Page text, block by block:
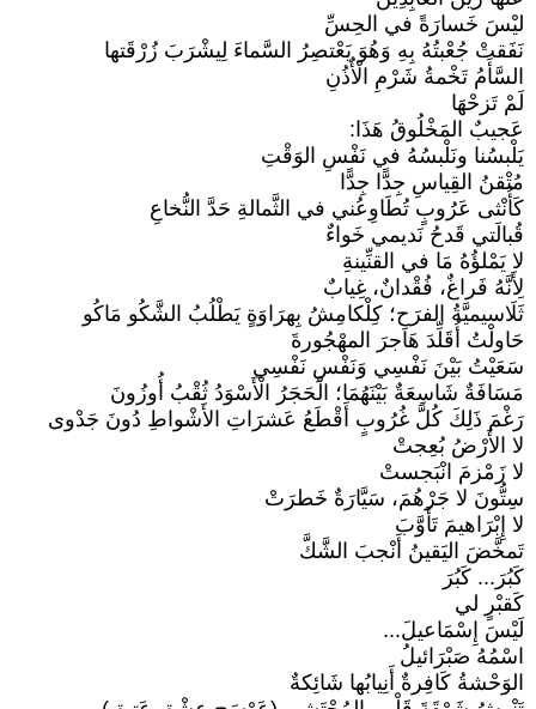
ليْسَ خَسارَةً في الحِسِّ
نَفَقتْ جُعْبتُهُ بِهِ وَهُوَ يَعْتصِرُ السَّماءَ لِيشْرَبَ زُرْقَتها
السَّأَمُ تَخْمةُ شَرْمِ الْأُذُنِ
لَمْ تَزحْهَا
عَجيبٌ المَخْلُوقُ هَذَا:
يَلْبسُنا ونَلْبسُهُ في نَفْسِ الوَقْتِ
مُتْقنُ القِياسِ جِدًّا جِدًّا
كَأُنْثى عَرُوبٍ تُطَاوِعُني في الثَّمالةِ حَدَّ النُّخاعِ
قُبالَتي قَدحُ نَديمي خَواءٌ
لا يَمْلؤُهُ مَا في القنِّينةِ
لِأَنَّهُ فَراغٌ، فُقْدانٌ، غِيابٌ
ثَلَاسيميَّةُ الفرَحِ؛ كِلْكامِشُ بِهرَاوَةٍ يَطْلُبُ الشَّكُو مَاكُو
حَاولْتُ أُقَلِّدَ هَاجرَ المهْجُورةَ
سَعَيْتُ بَيْنَ نَفْسِي وَنَفْسِ نَفْسِي
مَسَافَةٌ شَاسِعَةٌ بَيْنَهُمَا؛ الْحَجَرُ الْأَسْوَدُ ثُقْبُ أُوزُونَ
رَغْمَ ذَلِكَ كُلَّ غُرُوبٍ أَقْطَعُ عَشرَاتِ الأَشْواطِ دُونَ جَدْوى
لا الأَرْضُ بُعِجتْ
لا زَمْزمَ انْبَجستْ
سِتُّونَ لا جَرْهُمَ، سَيَّارَةٌ خَطرَتْ
لا إِبْرَاهيمَ تَأَوَّبَ
تَمخَّضَ اليَقينُ أَنْجبَ الشَّكَّ
كَبُرَ... كَبُرَ
كَقبْرٍ لي
لَيْسَ إِسْمَاعيلَ...
اسْمُهُ صَبْرَائيلُ
الوَحْشةُ كَافِرةٌ أَنِيابُها شَائِكةٌ